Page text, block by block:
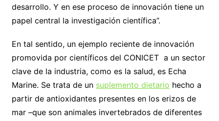
desarrollo. Y en ese proceso de innovación tiene un
papel central la investigación científica”.
En tal sentido, un ejemplo reciente de innovación
promovida por científicos del CONICET a un sector
clave de la industria, como es la salud, es Echa
Marine. Se trata de un suplemento dietario hecho a
partir de antioxidantes presentes en los erizos de
mar –que son animales invertebrados de diferentes